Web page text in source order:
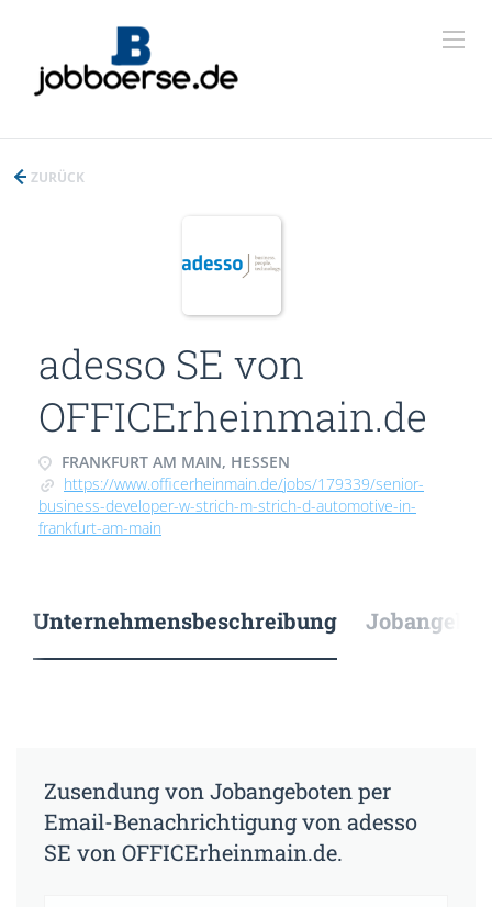
ZURÜCK
adesso SE von
OFFICErheinmain.de
FRANKFURT AM MAIN, HESSEN
https://www.officerheinmain.de/jobs/179339/senior-
business-developer-w-strich-m-strich-d-automotive-in-
frankfurt-am-main
Unternehmensbeschreibung
Zusendung von Jobangeboten per
Email-Benachrichtigung von adesso
SE von OFFICErheinmain.de.